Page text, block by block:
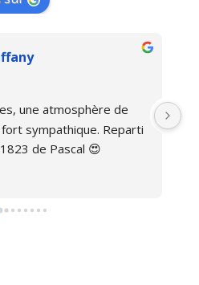
une atmosphère de
sympathique. Reparti
de Pascal 😍